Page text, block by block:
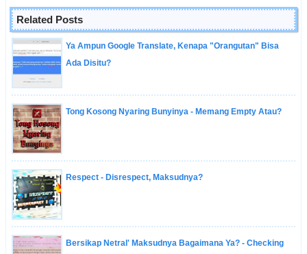
Related Posts
Ya Ampun Google Translate, Kenapa "Orangutan" Bisa
Ada Disitu?
Tong Kosong Nyaring Bunyinya - Memang Empty Atau?
Respect - Disrespect, Maksudnya?
Bersikap Netral' Maksudnya Bagaimana Ya? - Checking